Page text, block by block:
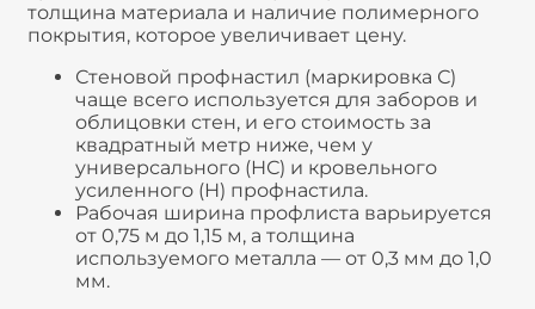
толщина материала и наличие полимерного
покрытия, которое увеличивает цену.
Стеновой профнастил (маркировка С)
чаще всего используется для заборов и
облицовки стен, и его стоимость за
квадратный метр ниже, чем у
универсального (НС) и кровельного
усиленного (Н) профнастила.
Рабочая ширина профлиста варьируется
от 0,75 м до 1,15 м, а толщина
используемого металла — от 0,3 мм до 1,0
мм.